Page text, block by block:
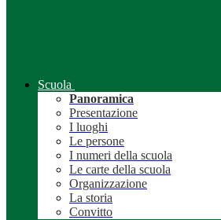
Scuola
Panoramica
Presentazione
I luoghi
Le persone
I numeri della scuola
Le carte della scuola
Organizzazione
La storia
Convitto